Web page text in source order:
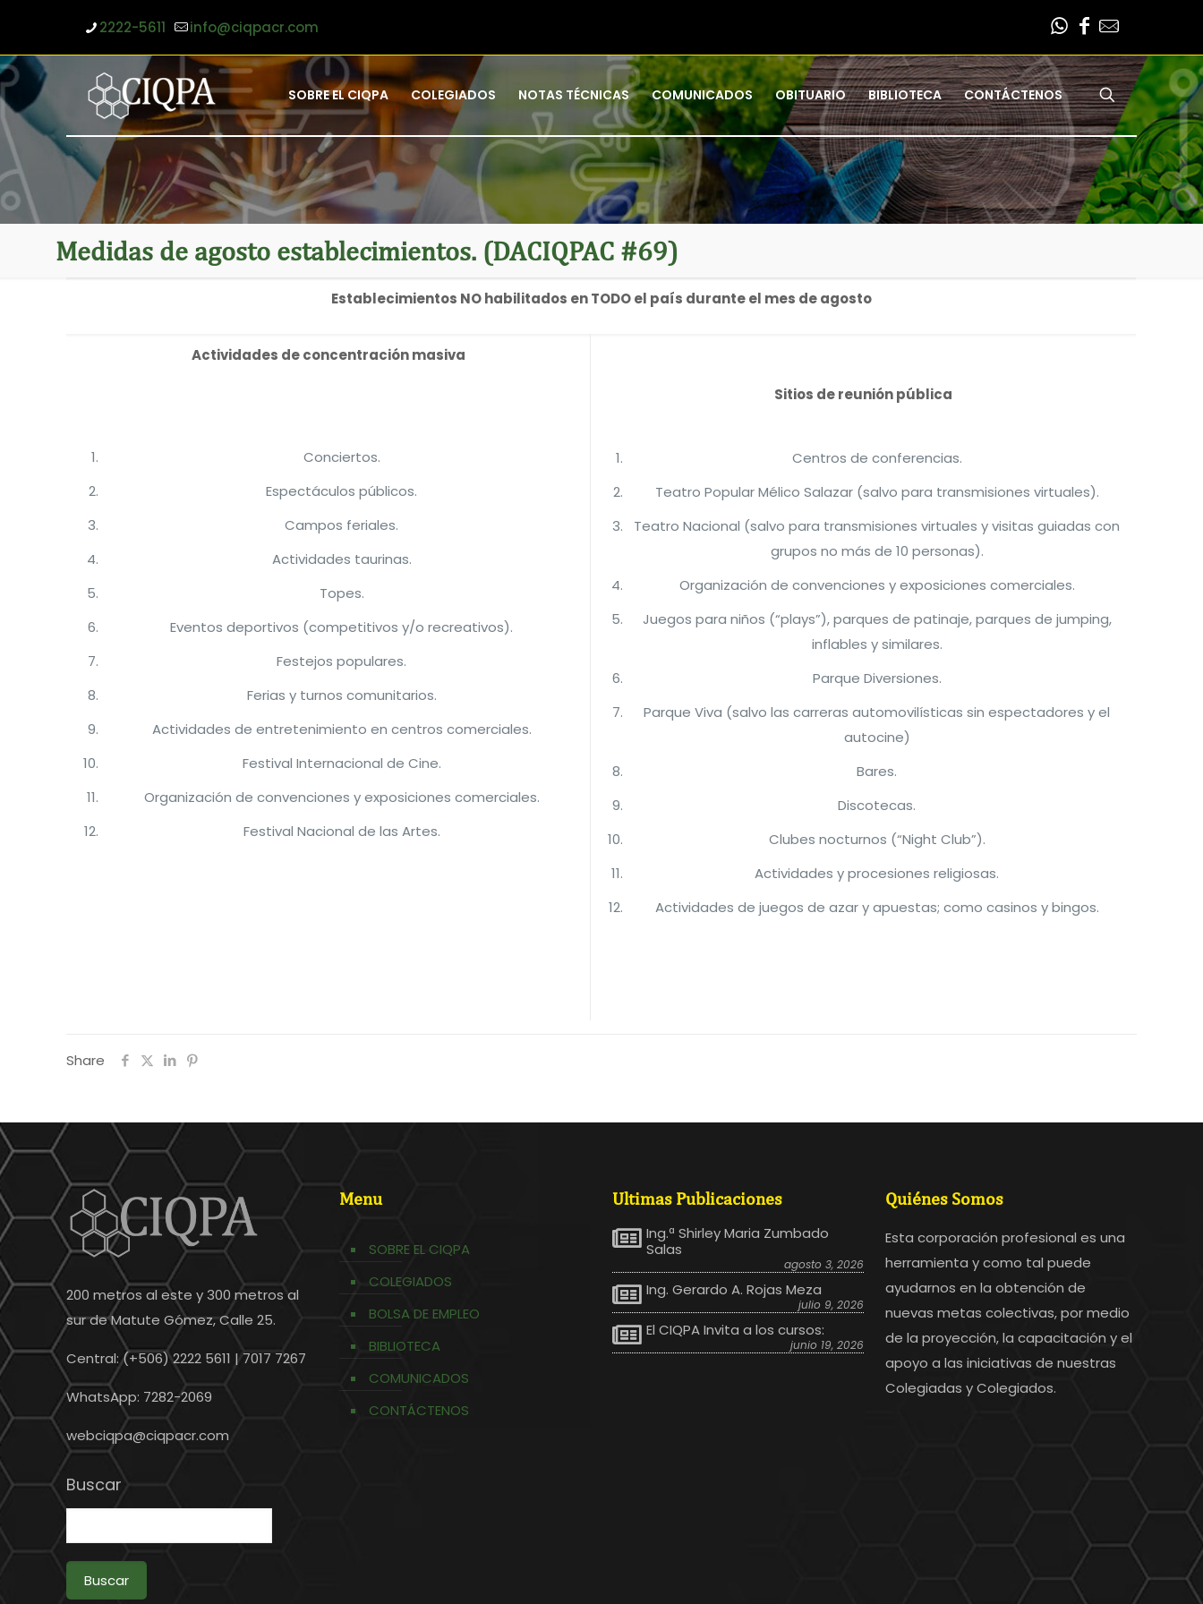
2222-5611 info@ciqpacr.com
SOBRE EL CIQPA COLEGIADOS NOTAS TÉCNICAS COMUNICADOS OBITUARIO BIBLIOTECA CONTÁCTENOS
Medidas de agosto establecimientos. (DACIQPAC #69)
Establecimientos NO habilitados en TODO el país durante el mes de agosto
Actividades de concentración masiva
Conciertos.
Espectáculos públicos.
Campos feriales.
Actividades taurinas.
Topes.
Eventos deportivos (competitivos y/o recreativos).
Festejos populares.
Ferias y turnos comunitarios.
Actividades de entretenimiento en centros comerciales.
Festival Internacional de Cine.
Organización de convenciones y exposiciones comerciales.
Festival Nacional de las Artes.
Sitios de reunión pública
Centros de conferencias.
Teatro Popular Mélico Salazar (salvo para transmisiones virtuales).
Teatro Nacional (salvo para transmisiones virtuales y visitas guiadas con
grupos no más de 10 personas).
Organización de convenciones y exposiciones comerciales.
Juegos para niños (“plays”), parques de patinaje, parques de jumping,
inflables y similares.
Parque Diversiones.
Parque Viva (salvo las carreras automovilísticas sin espectadores y el
autocine)
Bares.
Discotecas.
Clubes nocturnos (“Night Club”).
Actividades y procesiones religiosas.
Actividades de juegos de azar y apuestas; como casinos y bingos.
Share
200 metros al este y 300 metros al
sur de Matute Gómez, Calle 25.
Central: (+506) 2222 5611 | 7017 7267
WhatsApp: 7282-2069
webciqpa@ciqpacr.com
Buscar
Buscar
Menu
SOBRE EL CIQPA
COLEGIADOS
BOLSA DE EMPLEO
BIBLIOTECA
COMUNICADOS
CONTÁCTENOS
Ultimas Publicaciones
Ing.ª Shirley Maria Zumbado
Salas
agosto 3, 2026
Ing. Gerardo A. Rojas Meza
julio 9, 2026
El CIQPA Invita a los cursos:
junio 19, 2026
Quiénes Somos
Esta corporación profesional es una
herramienta y como tal puede
ayudarnos en la obtención de
nuevas metas colectivas, por medio
de la proyección, la capacitación y el
apoyo a las iniciativas de nuestras
Colegiadas y Colegiados.